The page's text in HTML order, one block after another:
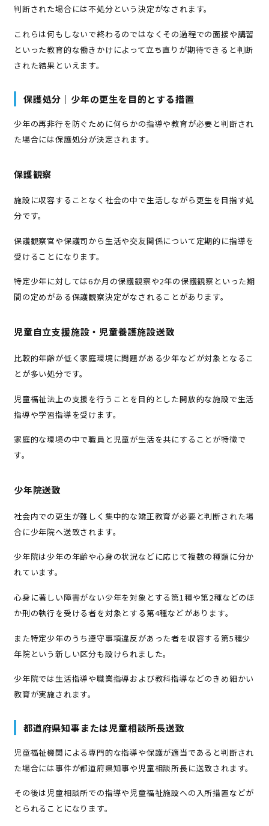
判断された場合には不処分という決定がなされます。
これらは何もしないで終わるのではなくその過程での面接や講習
といった教育的な働きかけによって立ち直りが期待できると判断
された結果といえます。
保護処分｜少年の更生を目的とする措置
少年の再非行を防ぐために何らかの指導や教育が必要と判断され
た場合には保護処分が決定されます。
保護観察
施設に収容することなく社会の中で生活しながら更生を目指す処
分です。
保護観察官や保護司から生活や交友関係について定期的に指導を
受けることになります。
特定少年に対しては6か月の保護観察や2年の保護観察といった期
間の定めがある保護観察決定がなされることがあります。
児童自立支援施設・児童養護施設送致
比較的年齢が低く家庭環境に問題がある少年などが対象となるこ
とが多い処分です。
児童福祉法上の支援を行うことを目的とした開放的な施設で生活
指導や学習指導を受けます。
家庭的な環境の中で職員と児童が生活を共にすることが特徴で
す。
少年院送致
社会内での更生が難しく集中的な矯正教育が必要と判断された場
合に少年院へ送致されます。
少年院は少年の年齢や心身の状況などに応じて複数の種類に分か
れています。
心身に著しい障害がない少年を対象とする第1種や第2種などのほ
か刑の執行を受ける者を対象とする第4種などがあります。
また特定少年のうち遵守事項違反があった者を収容する第5種少
年院という新しい区分も設けられました。
少年院では生活指導や職業指導および教科指導などのきめ細かい
教育が実施されます。
都道府県知事または児童相談所長送致
児童福祉機関による専門的な指導や保護が適当であると判断され
た場合には事件が都道府県知事や児童相談所長に送致されます。
その後は児童相談所での指導や児童福祉施設への入所措置などが
とられることになります。